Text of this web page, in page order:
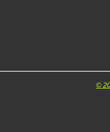
©